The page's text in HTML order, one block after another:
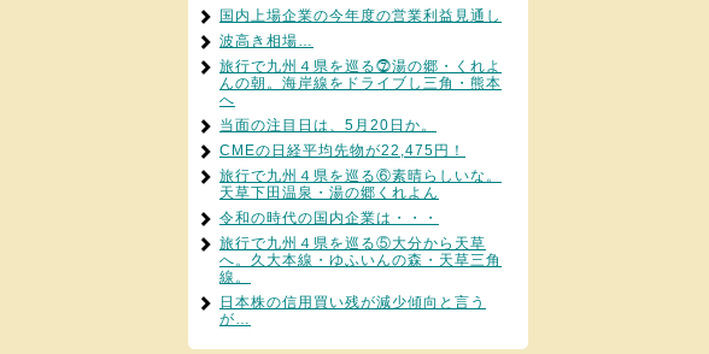
国内上場企業の今年度の営業利益見通し
波高き相場…
旅行で九州４県を巡る⓻湯の郷・くれよ
んの朝。海岸線をドライブし三角・熊本
へ
当面の注目日は、5月20日か。
CMEの日経平均先物が22,475円！
旅行で九州４県を巡る⑥素晴らしいな。
天草下田温泉・湯の郷くれよん
令和の時代の国内企業は・・・
旅行で九州４県を巡る⑤大分から天草
へ。久大本線・ゆふいんの森・天草三角
線。
日本株の信用買い残が減少傾向と言う
が…